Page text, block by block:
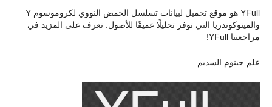
YFull هو موقع تحميل لبيانات تسلسل الحمض النووي لكروموسوم Y
والميتوكوندريا التي توفر تحليلًا عميقًا للأصول. تعرف على المزيد في
مراجعتنا YFull!
علم جينوم السديم